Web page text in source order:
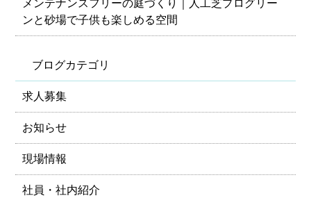
メンテナンスフリーの庭づくり｜人工芝プログリー
ンと砂場で子供も楽しめる空間
ブログカテゴリ
求人募集
お知らせ
現場情報
社員・社内紹介